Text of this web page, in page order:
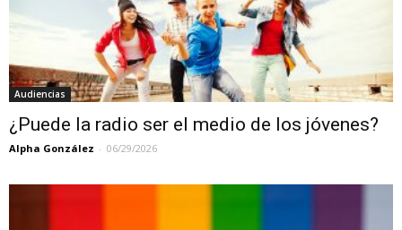
Audiencias
¿Puede la radio ser el medio de los jóvenes?
Alpha González - 06/29/2026